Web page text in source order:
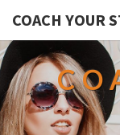
COACH YOUR